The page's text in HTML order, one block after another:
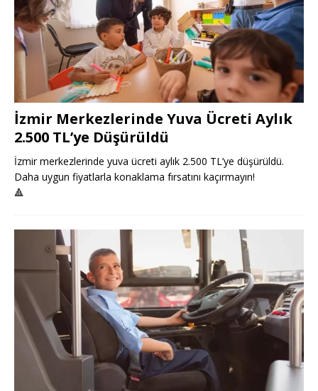
İzmir Merkezlerinde Yuva Ücreti Aylık
2.500 TL’ye Düşürüldü
İzmir merkezlerinde yuva ücreti aylık 2.500 TL’ye düşürüldü.
Daha uygun fiyatlarla konaklama fırsatını kaçırmayın!
🔺